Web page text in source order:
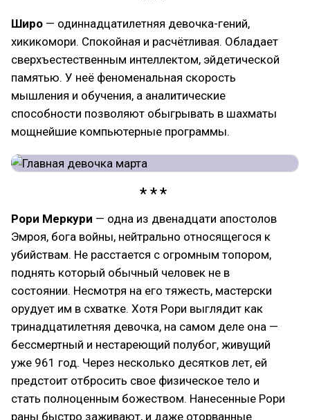
Широ — одиннадцатилетняя девочка-гений,
хикикомори. Спокойная и расчётливая. Обладает
сверхъестественным интеллектом, эйдетической
памятью. У неё феноменальная скорость
мышления и обучения, а аналитические
способности позволяют обыгрывать в шахматы
мощнейшие компьютерные программы.
Рори Меркури — одна из двенадцати апостолов
Эмроя, бога войны, нейтрально относящегося к
убийствам. Не расстается с огромным топором,
поднять который обычный человек не в
состоянии. Несмотря на его тяжесть, мастерски
орудует им в схватке. Хотя Рори выглядит как
тринадцатилетняя девочка, на самом деле она —
бессмертный и нестареющий полубог, живущий
уже 961 год. Через несколько десятков лет, ей
предстоит отбросить свое физическое тело и
стать полноценным божеством. Нанесенные Рори
раны быстро заживают, и даже оторванные